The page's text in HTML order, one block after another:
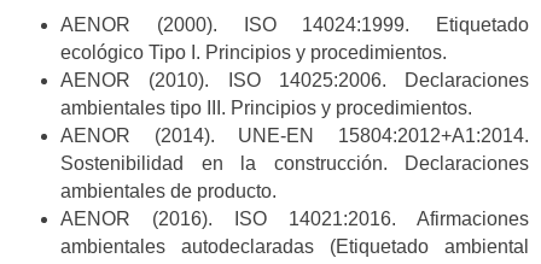
AENOR (2000). ISO 14024:1999. Etiquetado
ecológico Tipo I. Principios y procedimientos.
AENOR (2010). ISO 14025:2006. Declaraciones
ambientales tipo III. Principios y procedimientos.
AENOR (2014). UNE-EN 15804:2012+A1:2014.
Sostenibilidad en la construcción. Declaraciones
ambientales de producto.
AENOR (2016). ISO 14021:2016. Afirmaciones
ambientales autodeclaradas (Etiquetado ambiental